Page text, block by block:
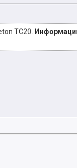
TC20.